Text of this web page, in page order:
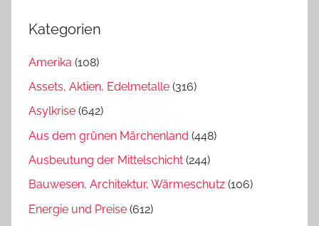
Kategorien
Amerika (108)
Assets, Aktien, Edelmetalle (316)
Asylkrise (642)
Aus dem grünen Märchenland (448)
Ausbeutung der Mittelschicht (244)
Bauwesen, Architektur, Wärmeschutz (106)
Energie und Preise (612)